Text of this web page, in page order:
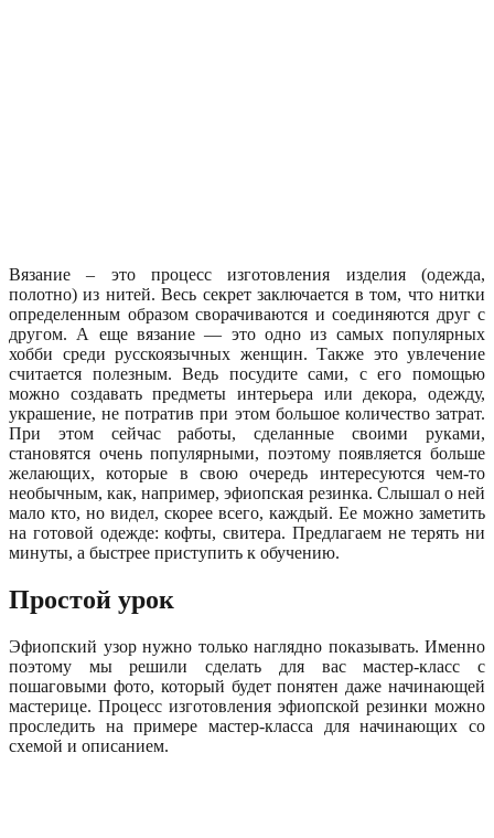
Вязание – это процесс изготовления изделия (одежда,
полотно) из нитей. Весь секрет заключается в том, что нитки
определенным образом сворачиваются и соединяются друг с
другом. А еще вязание — это одно из самых популярных
хобби среди русскоязычных женщин. Также это увлечение
считается полезным. Ведь посудите сами, с его помощью
можно создавать предметы интерьера или декора, одежду,
украшение, не потратив при этом большое количество затрат.
При этом сейчас работы, сделанные своими руками,
становятся очень популярными, поэтому появляется больше
желающих, которые в свою очередь интересуются чем-то
необычным, как, например, эфиопская резинка. Слышал о ней
мало кто, но видел, скорее всего, каждый. Ее можно заметить
на готовой одежде: кофты, свитера. Предлагаем не терять ни
минуты, а быстрее приступить к обучению.
Простой урок
Эфиопский узор нужно только наглядно показывать. Именно
поэтому мы решили сделать для вас мастер-класс с
пошаговыми фото, который будет понятен даже начинающей
мастерице. Процесс изготовления эфиопской резинки можно
проследить на примере мастер-класса для начинающих со
схемой и описанием.